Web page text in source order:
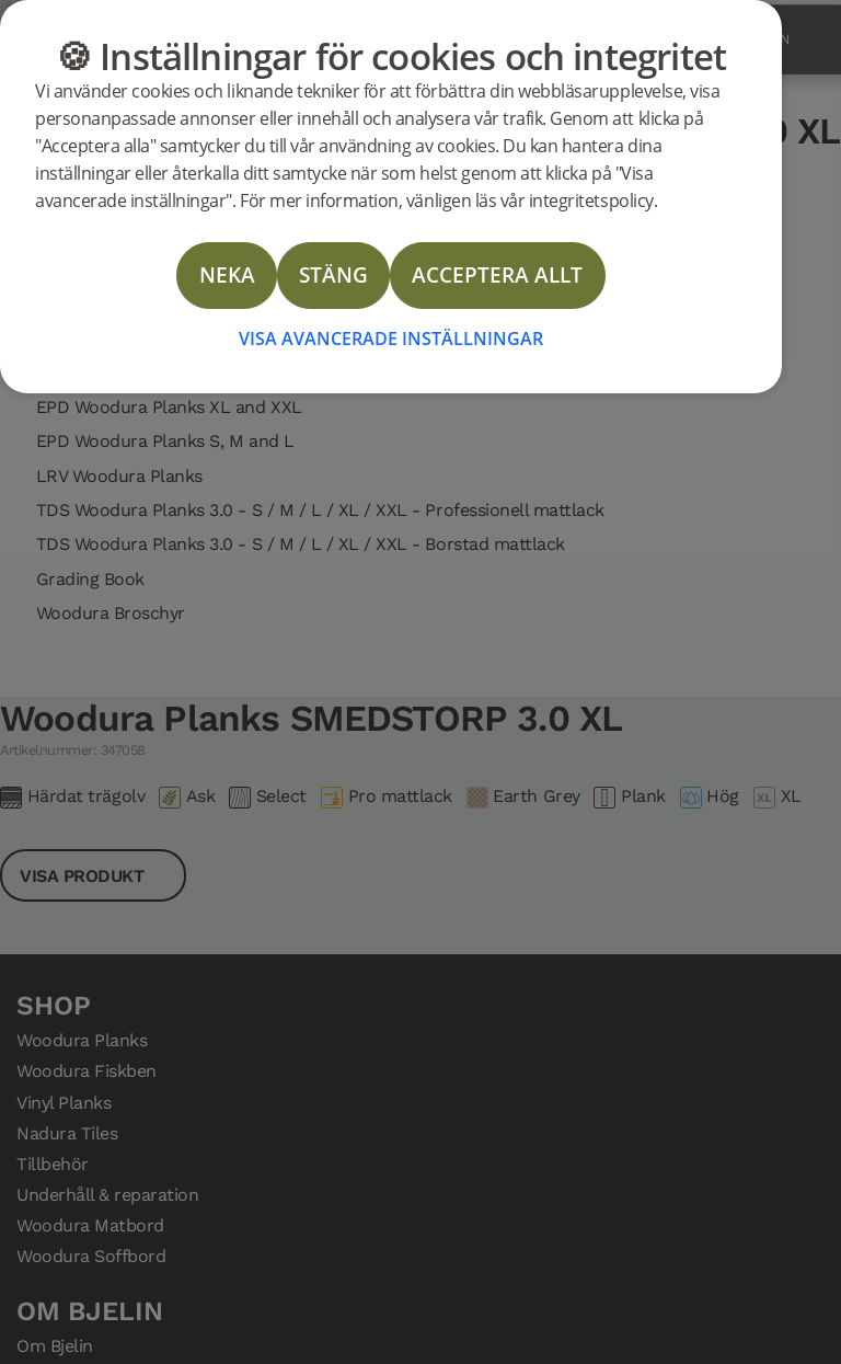
INSPIRATION
🍪 Inställningar för cookies och integritet
Vi använder cookies och liknande tekniker för att förbättra din webbläsarupplevelse, visa
personanpassade annonser eller innehåll och analysera vår trafik. Genom att klicka på
"Acceptera alla" samtycker du till vår användning av cookies. Du kan hantera dina
inställningar eller återkalla ditt samtycke när som helst genom att klicka på "Visa
avancerade inställningar". För mer information, vänligen läs vår integritetspolicy.
NEKA STÄNG ACCEPTERA ALLT
VISA AVANCERADE INSTÄLLNINGAR
Sök efter support för en specifik produkt
347058 Woodura Planks SMEDSTORP 3.0 XL UTGÅNGEN
Support för Woodura Planks SMEDSTORP 3.0 XL
Läggningsanvisning
Skötselinstruktion
Limited Warranty Woodura Planks (US Commercial)
Limited Warranty Woodura Planks (US Residential)
Limited Warranty Woodura Planks (EU Commercial)
EPD Woodura Planks XL and XXL
EPD Woodura Planks S, M and L
LRV Woodura Planks
TDS Woodura Planks 3.0 - S / M / L / XL / XXL - Professionell mattlack
TDS Woodura Planks 3.0 - S / M / L / XL / XXL - Borstad mattlack
Grading Book
Woodura Broschyr
Woodura Planks SMEDSTORP 3.0 XL
Artikelnummer: 347058
Härdat trägolv Ask Select Pro mattlack Earth Grey Plank Hög XL
VISA PRODUKT
SHOP
Woodura Planks
Woodura Fiskben
Vinyl Planks
Nadura Tiles
Tillbehör
Underhåll & reparation
Woodura Matbord
Woodura Soffbord
OM BJELIN
Om Bjelin